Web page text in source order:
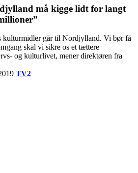
må kigge lidt for langt
kulturmidler går til Nordjylland. Vi bør få
skal vi sikre os et tættere
og kulturlivet, mener direktøren fra
TV2